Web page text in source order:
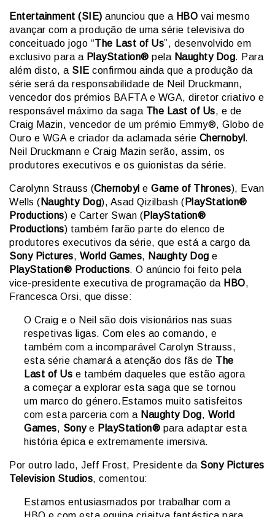
Entertainment (SIE) anunciou que a HBO vai mesmo
avançar com a produção de uma série televisiva do
conceituado jogo “The Last of Us”, desenvolvido em
exclusivo para a PlayStation® pela Naughty Dog. Para
além disto, a SIE confirmou ainda que a produção da
série será da responsabilidade de Neil Druckmann,
vencedor dos prémios BAFTA e WGA, diretor criativo e
responsável máximo da saga The Last of Us, e de
Craig Mazin, vencedor de um prémio Emmy®, Globo de
Ouro e WGA e criador da aclamada série Chernobyl .
Neil Druckmann e Craig Mazin serão, assim, os
produtores executivos e os guionistas da série.
Carolynn Strauss (Chernobyl e Game of Thrones), Evan
Wells ( Naughty Dog), Asad Qizilbash ( PlayStation®
Productions) e Carter Swan ( PlayStation®
Productions) também farão parte do elenco de
produtores executivos da série, que está a cargo da
Sony Pictures, World Games, Naughty Dog e
PlayStation® Productions. O anúncio foi feito pela
vice-presidente executiva de programação da HBO,
Francesca Orsi, que disse:
O Craig e o Neil são dois visionários nas suas
respetivas ligas. Com eles ao comando, e
também com a incomparável Carolyn Strauss,
esta série chamará a atenção dos fãs de The
Last of Us e também daqueles que estão agora
a começar a explorar esta saga que se tornou
um marco do género.Estamos muito satisfeitos
com esta parceria com a Naughty Dog, World
Games, Sonye PlayStation® para adaptar esta
história épica e extremamente imersiva.
Por outro lado, Jeff Frost, Presidente da Sony Pictures
Television Studios, comentou:
Estamos entusiasmados por trabalhar com a